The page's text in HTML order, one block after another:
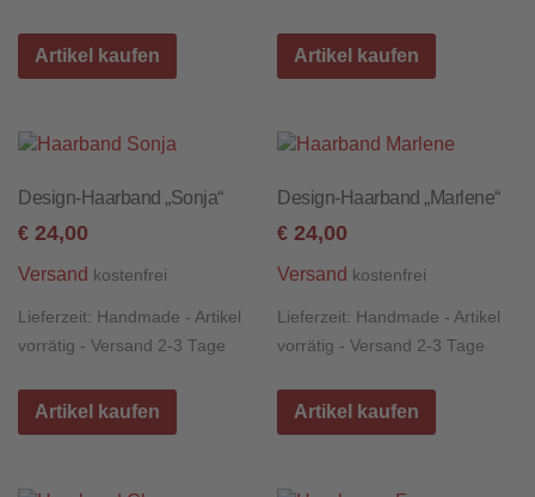
Artikel kaufen Artikel kaufen
Design-Haarband „Sonja“
€ 24,00
Versand kostenfrei
Lieferzeit: Handmade - Artikel
vorrätig - Versand 2-3 Tage
Artikel kaufen
Design-Haarband „Marlene“
€ 24,00
Versand kostenfrei
Lieferzeit: Handmade - Artikel
vorrätig - Versand 2-3 Tage
Artikel kaufen